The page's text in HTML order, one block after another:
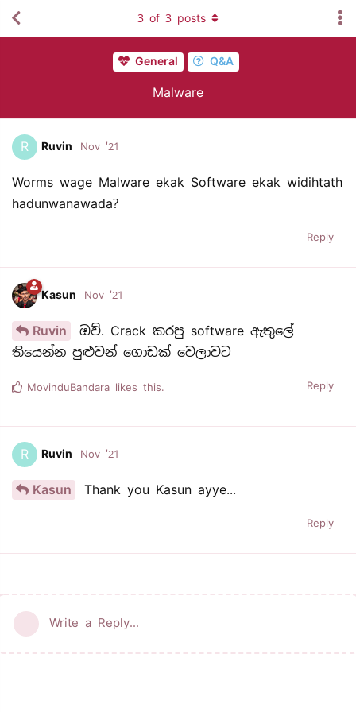
General Q&A
Malware
3 of 3 posts
R Ruvin Nov '21
Worms wage Malware ekak Software ekak widihtath
hadunwanawada?
Reply
Kasun Nov '21
Ruvin
ඔව්. Crack කරපු software ඇතුලේ
තියෙන්න පුළුවන් ගොඩක් වෙලාවට
Reply
MovinduBandara likes this.
R Ruvin Nov '21
Kasun Thank you Kasun ayye...
Reply
Write a Reply...